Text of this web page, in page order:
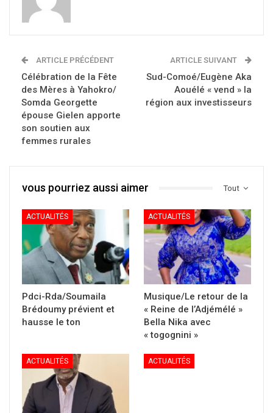
ARTICLE PRÉCÉDENT
Célébration de la Fête
des Mères à Yahokro/
Somda Georgette
épouse Gielen apporte
son soutien aux
femmes rurales
ARTICLE SUIVANT
Sud-Comoé/Eugène Aka
Aouélé « vend » la
région aux investisseurs
Tout
vous pourriez aussi aimer
ACTUALITÉS
Pdci-Rda/Soumaila
Brédoumy prévient et
hausse le ton
ACTUALITÉS
Musique/Le retour de la
« Reine de l’Adjémélé »
Bella Nika avec
« togognini »
ACTUALITÉS ACTUALITÉS